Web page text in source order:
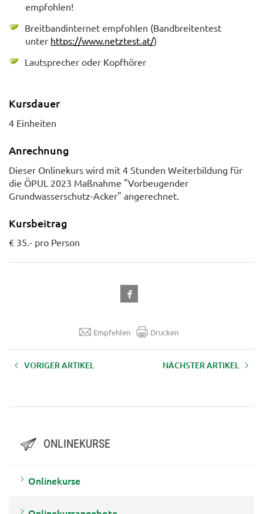
empfohlen!
Breitbandinternet empfohlen (Bandbreitentest
unter https://www.netztest.at/)
Lautsprecher oder Kopfhörer
Kursdauer
4 Einheiten
Anrechnung
Dieser Onlinekurs wird mit 4 Stunden Weiterbildung für
die ÖPUL 2023 Maßnahme "Vorbeugender
Grundwasserschutz-Acker" angerechnet.
Kursbeitrag
€ 35.- pro Person
Empfehlen Drucken
VORIGER ARTIKEL NÄCHSTER ARTIKEL
ONLINEKURSE
Onlinekurse